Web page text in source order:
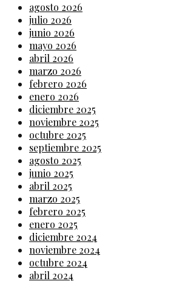
agosto 2026
julio 2026
junio 2026
mayo 2026
abril 2026
marzo 2026
febrero 2026
enero 2026
diciembre 2025
noviembre 2025
octubre 2025
septiembre 2025
agosto 2025
junio 2025
abril 2025
marzo 2025
febrero 2025
enero 2025
diciembre 2024
noviembre 2024
octubre 2024
abril 2024